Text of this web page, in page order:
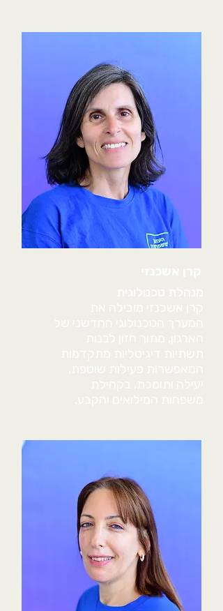
מנהלת טכנולוגית
קרן אשכנזי מובילה את
המערך הטכנולוגי החדשני של
הארגון, מתוך חזון לבנות
תשתיות דיגיטליות מתקדמות
המאפשרות פעילות שוטפת,
יעילה ותומכת, בקהילת
משפחות המילואים והקבע.